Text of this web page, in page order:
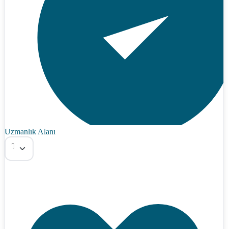
Uzmanlık Alanı
Tümü